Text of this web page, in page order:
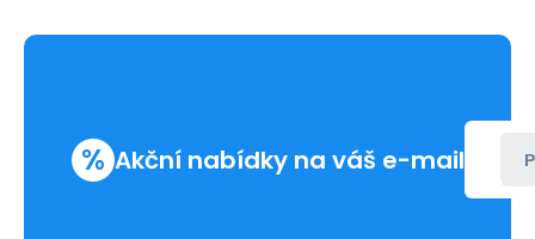
% Akční nabídky na váš e-mail